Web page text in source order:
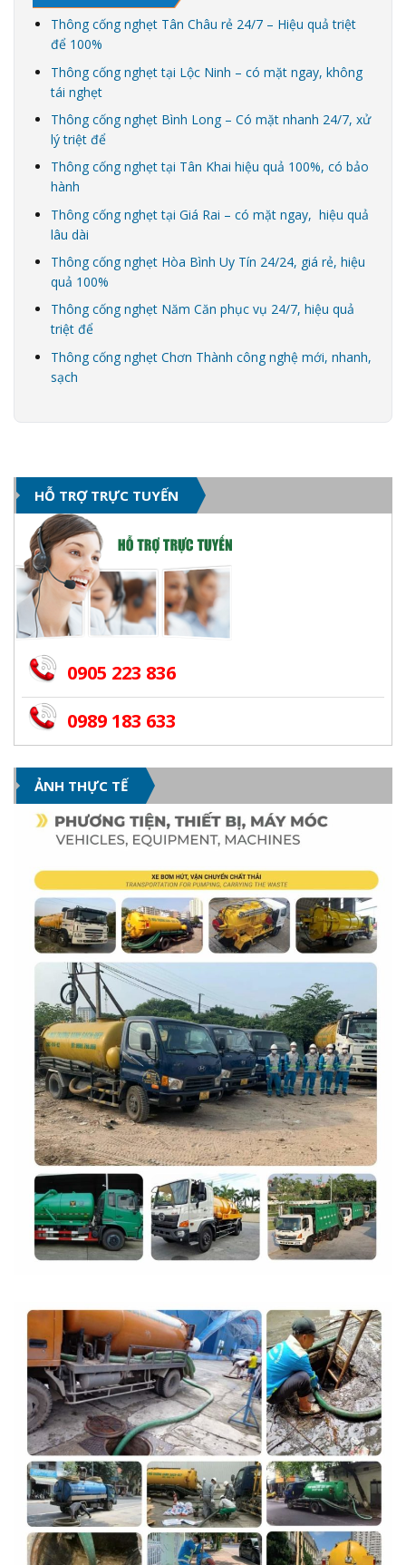
Thông cống nghẹt Tân Châu rẻ 24/7 – Hiệu quả triệt
để 100%
Thông cống nghẹt tại Lộc Ninh – có mặt ngay, không
tái nghẹt
Thông cống nghẹt Bình Long – Có mặt nhanh 24/7, xử
lý triệt để
Thông cống nghẹt tại Tân Khai hiệu quả 100%, có bảo
hành
Thông cống nghẹt tại Giá Rai – có mặt ngay, hiệu quả
lâu dài
Thông cống nghẹt Hòa Bình Uy Tín 24/24, giá rẻ, hiệu
quả 100%
Thông cống nghẹt Năm Căn phục vụ 24/7, hiệu quả
triệt để
Thông cống nghẹt Chơn Thành công nghệ mới, nhanh,
sạch
HỖ TRỢ TRỰC TUYẾN
0905 223 836
0989 183 633
ẢNH THỰC TẾ